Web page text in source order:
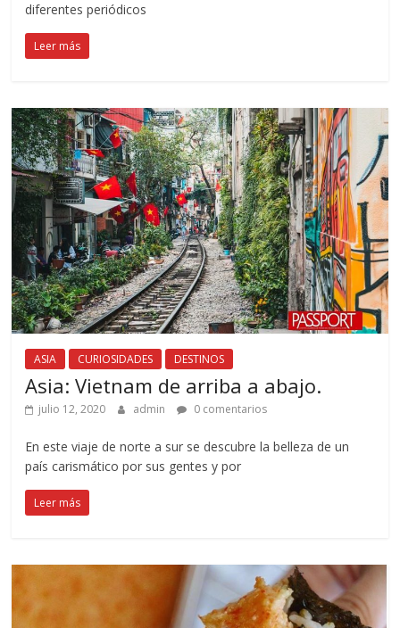
diferentes periódicos
Leer más
ASIA CURIOSIDADES DESTINOS
Asia: Vietnam de arriba a abajo.
julio 12, 2020 admin 0 comentarios
En este viaje de norte a sur se descubre la belleza de un
país carismático por sus gentes y por
Leer más